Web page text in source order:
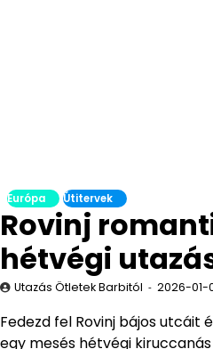
Európa Útitervek
Rovinj
hétvégi
Utazás Ötletek Barbitól 2026-01-
Fedezd fel Rovinj bájos utcáit
egy mesés hétvégi